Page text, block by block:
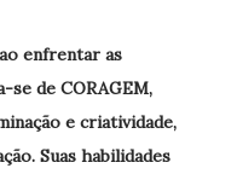
enfrentar as
se de CORAGEM,
e criatividade,
Suas habilidades